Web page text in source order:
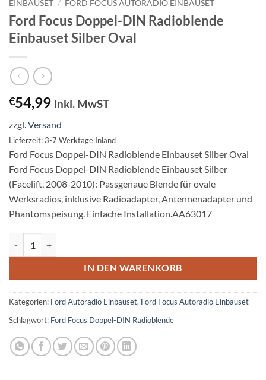
EINBAUSET / FORD FOCUS AUTORADIO EINBAUSET
Ford Focus Doppel-DIN Radioblende
Einbauset Silber Oval
€54,99 inkl. MwST
zzgl. Versand
Lieferzeit: 3-7 Werktage Inland
Ford Focus Doppel-DIN Radioblende Einbauset Silber Oval
Ford Focus Doppel-DIN Radioblende Einbauset Silber
(Facelift, 2008-2010): Passgenaue Blende für ovale
Werksradios, inklusive Radioadapter, Antennenadapter und
Phantomspeisung. Einfache Installation.AA63017
IN DEN WARENKORB
Kategorien: Ford Autoradio Einbauset, Ford Focus Autoradio Einbauset
Schlagwort: Ford Focus Doppel-DIN Radioblende